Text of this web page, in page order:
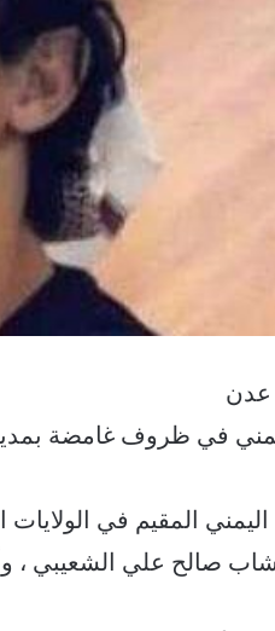
عدن
في ظروف غامضة بمدينة
المقيم في
صالح علي الشعيبي ،